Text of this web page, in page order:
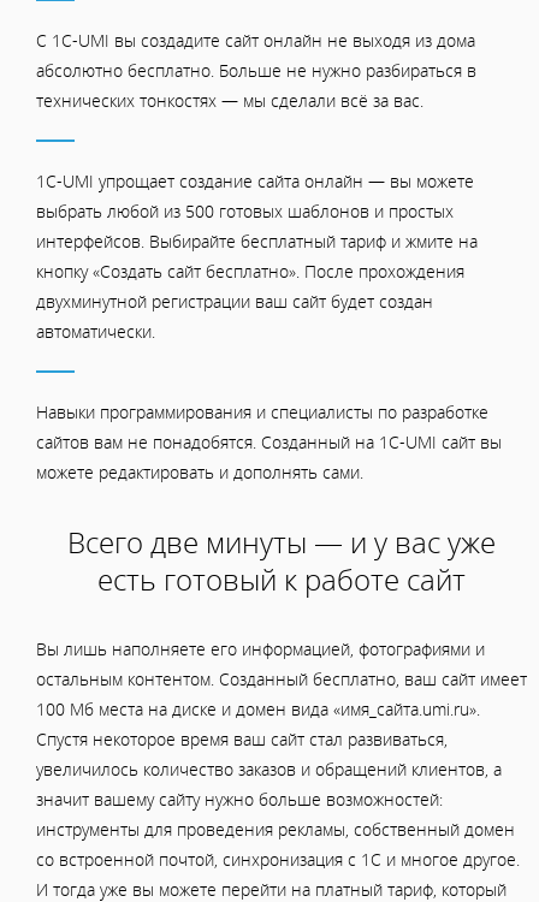
С 1C-UMI вы создадите сайт онлайн не выходя из дома
абсолютно бесплатно. Больше не нужно разбираться в
технических тонкостях — мы сделали всё за вас.
1C-UMI упрощает создание сайта онлайн — вы можете
выбрать любой из 500 готовых шаблонов и простых
интерфейсов. Выбирайте бесплатный тариф и жмите на
кнопку «Создать сайт бесплатно». После прохождения
двухминутной регистрации ваш сайт будет создан
автоматически.
Навыки программирования и специалисты по разработке
сайтов вам не понадобятся. Созданный на 1C-UMI сайт вы
можете редактировать и дополнять сами.
Всего две минуты — и у вас уже
есть готовый к работе сайт
Вы лишь наполняете его информацией, фотографиями и
остальным контентом. Созданный бесплатно, ваш сайт имеет
100 Мб места на диске и домен вида «имя_сайта.umi.ru».
Спустя некоторое время ваш сайт стал развиваться,
увеличилось количество заказов и обращений клиентов, а
значит вашему сайту нужно больше возможностей:
инструменты для проведения рекламы, собственный домен
со встроенной почтой, синхронизация с 1С и многое другое.
И тогда уже вы можете перейти на платный тариф, который